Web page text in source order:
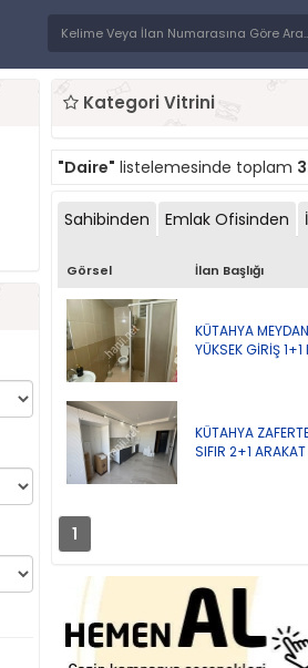
Kategori Vitrini
"Daire" listelemesinde toplam
Sahibinden Emlak Ofisinden
Görsel İlan Başlığı
KÜTAHYA
YÜKSEK GİRİŞ 1+1
KÜTAHYA
SIFIR 2+1 ARAKAT
1